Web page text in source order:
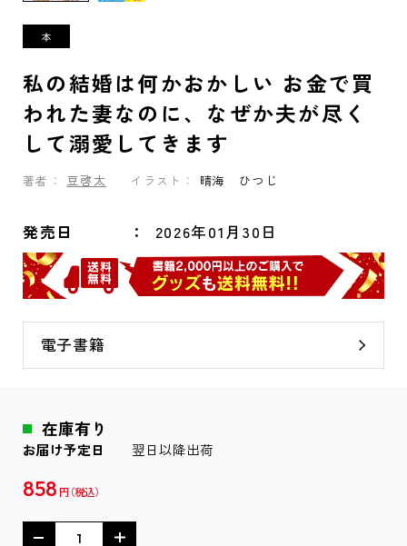
私の結婚は何かおかしい お金で買
われた妻なのに、なぜか夫が尽く
して溺愛してきます
著者： 豆啓太 イラスト： 晴海 ひつじ
発売日 2026年01月30日
電子書籍
在庫有り
お届け予定日 翌日以降出荷
858 円